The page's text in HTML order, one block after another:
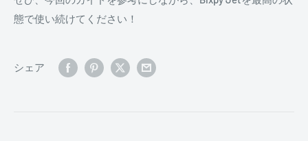
態で使い続けてください！
シェア